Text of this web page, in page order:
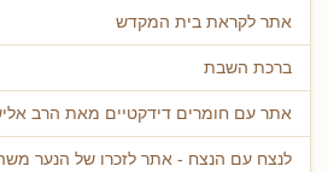
אתר לקראת בית המקדש
ברכת השבת
אתר עם חומרים דידקטיים מאת הרב
לנצח עם הנצח - אתר לזכרו של הנער